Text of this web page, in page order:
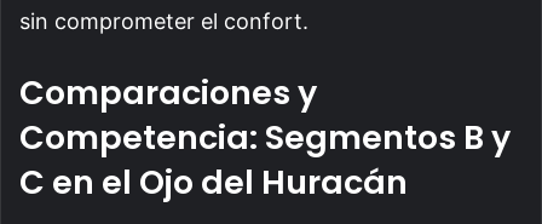
sin comprometer el confort.
Comparaciones y
Competencia: Segmentos B y
C en el Ojo del Huracán